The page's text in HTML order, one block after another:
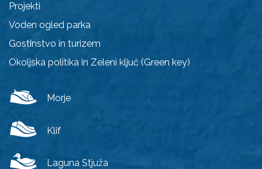
Projekti
Voden ogled parka
Gostinstvo in turizem
Okoljska politika in Zeleni ključ (Green key)
Morje
Klif
Laguna Stjuža